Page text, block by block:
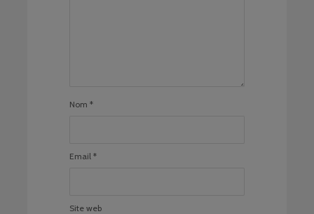
Nom *
Email *
Site web